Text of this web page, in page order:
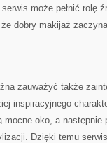
może pełnić rolę
dobry makijaż
zauważyć także
inspiracyjnego
mocne oko, a następnie
Dzięki temu